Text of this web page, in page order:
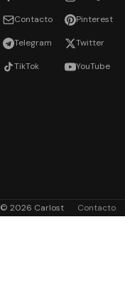
Contacto Pinterest
Telegram Twitter
TikTok YouTube
© 2026 Carlost Contacto